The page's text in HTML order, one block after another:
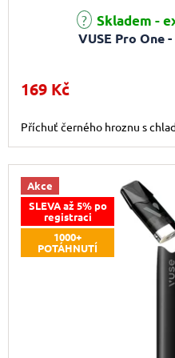
VUSE Pro One
Skladem -
169 Kč
Příchuť černého hroznu s
Akce
SLEVA až 5% po
registraci
1000+
POTÁHNUTÍ